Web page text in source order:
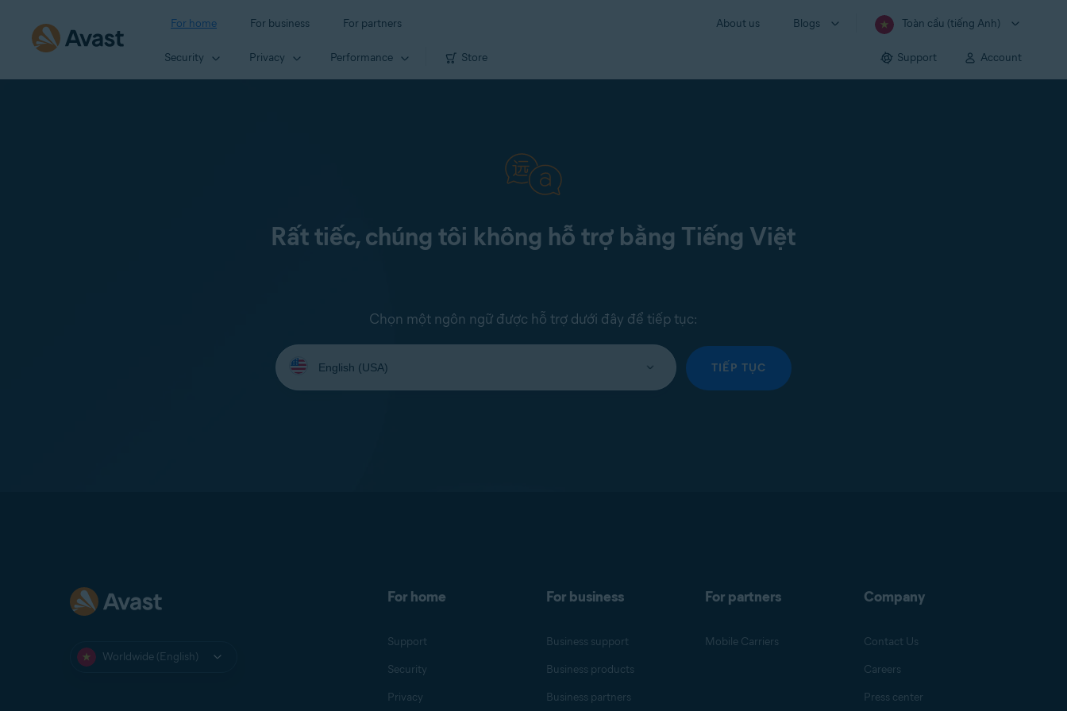
For home For business For partners About us Blogs Toàn cầu (tiếng Anh)
Security Privacy Performance Store Support Account
Rất tiếc, chúng tôi không hỗ trợ bằng Tiếng Việt
Chọn một ngôn ngữ được hỗ trợ dưới đây để tiếp tục:
Select
your
language:
TIẾP TỤC
Worldwide (English)
For home
Support
Security
Privacy
For business
Business support
Business products
Business partners
For partners
Mobile Carriers
Company
Contact Us
Careers
Press center